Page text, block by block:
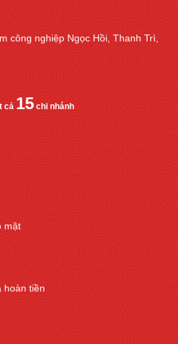
công nghiệp Ngọc Hồi, Thanh Trì,
cả 15 chi nhánh
mật
hoàn tiền